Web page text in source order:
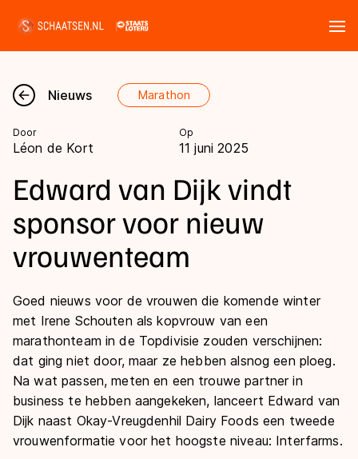
Nieuws
Kalender
Disciplines
Marathon
Langebaan
Shorttrack
Inlineskaten
Kunstschaatsen
Schoonrijden
Natuurijs
Uitslagen
Langebaan
Shorttrack
Marathon
Inlineskaten
Kunstschaatsen
Tijden & historie
Ranglijsten Langebaan
Persoonlijke records & tijden
Historie & statistiek
De weg op
Inschrijven wedstrijden
Algemene Nederlandse Schaatstijd
Schaatsfans
Alles voor jou als schaatsfan
Nieuws Marathon
Door
Léon de Kort
Op
11 juni 2025
Edward van Dijk vindt
sponsor voor nieuw
vrouwenteam
Goed nieuws voor de vrouwen die komende winter
met Irene Schouten als kopvrouw van een
marathonteam in de Topdivisie zouden verschijnen:
dat ging niet door, maar ze hebben alsnog een ploeg.
Na wat passen, meten en een trouwe partner in
business te hebben aangekeken, lanceert Edward van
Dijk naast Okay-Vreugdenhil Dairy Foods een tweede
vrouwenformatie voor het hoogste niveau: Interfarms.